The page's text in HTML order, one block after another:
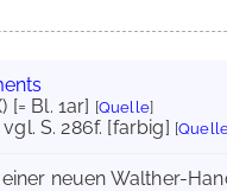
[= Bl. 1ar] [Quelle]
S. 286f. [farbig] [
neuen Walther-